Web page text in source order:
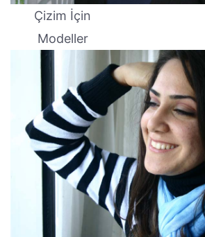
Çizim İçin
Modeller